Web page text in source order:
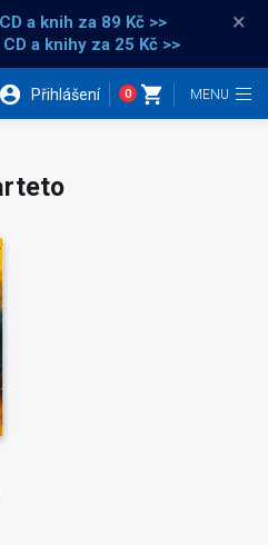
a knih za 89 Kč >>
a knihy za 25 Kč >>
×
Přihlášení 0